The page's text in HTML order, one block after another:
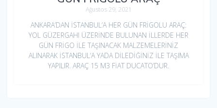
Ağustos 29, 2021
ANKARA’DAN İSTANBUL’A HER GÜN FRİGOLU ARAÇ:
YOL GÜZERGAHI ÜZERİNDE BULUNAN İLLERDE HER
GÜN FRİGO İLE TAŞINACAK MALZEMELERİNİZ
ALINARAK İSTANBUL’A YADA DİLEDİĞİNİZ İLE TAŞIMA
YAPILIR. ARAÇ 15 M3 FİAT DUCATO’DUR.